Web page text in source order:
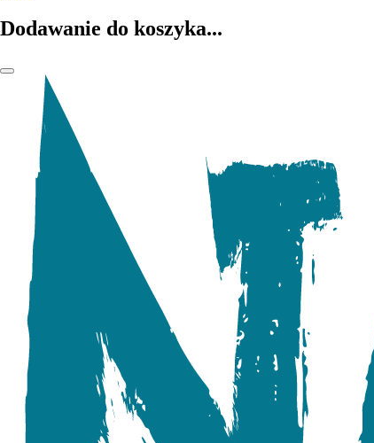
Dodawanie do koszyka...